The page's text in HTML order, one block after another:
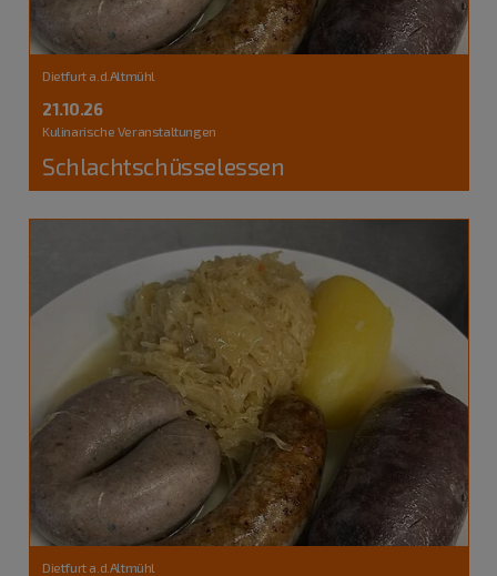
Dietfurt a.d.Altmühl
21.10.26
Kulinarische Veranstaltungen
Schlachtschüsselessen
Dietfurt a.d.Altmühl